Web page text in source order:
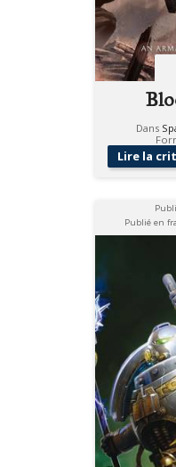
Dans
Lire la
Publié en